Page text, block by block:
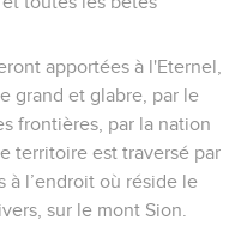
un esprit de vertige et
qu’ils font ; ils sont
vomissant.
que ce soit, du plus
au bas de la